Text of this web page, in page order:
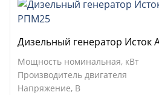
Дизельный генератор Исток
Мощность номинальная, кВт
Производитель двигателя
Напряжение, В